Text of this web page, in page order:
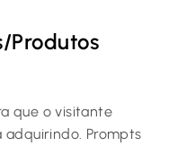
Produtos
que o visitante
Prompts